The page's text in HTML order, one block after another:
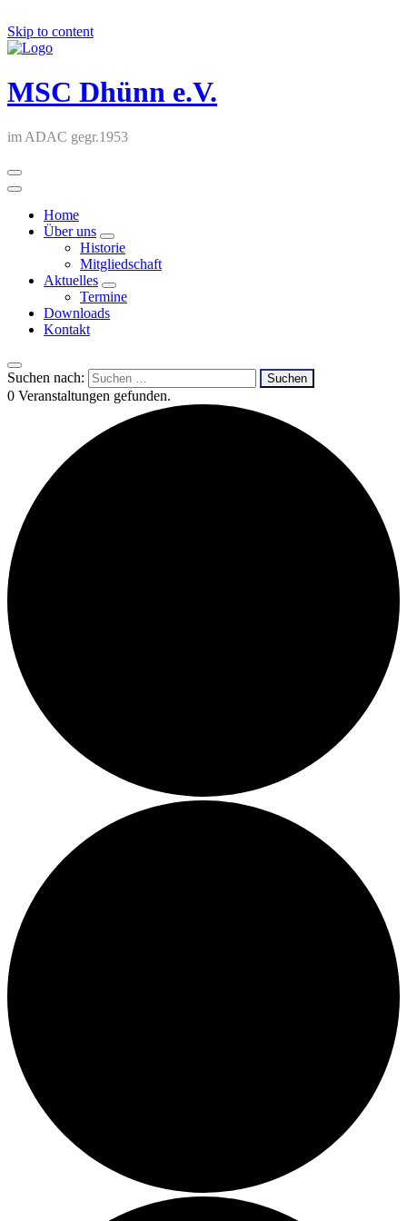
Skip to content
MSC Dhünn e.V.
im ADAC gegr.1953
Home
Über uns
Historie
Mitgliedschaft
Aktuelles
Termine
Downloads
Kontakt
Suchen nach:
0 Veranstaltungen gefunden.